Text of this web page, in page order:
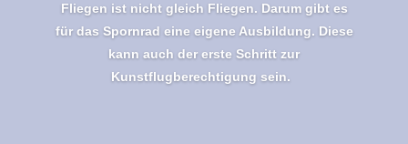
Fliegen ist nicht gleich Fliegen. Darum gibt es
für das Spornrad eine eigene Ausbildung. Diese
kann auch der erste Schritt zur
Kunstflugberechtigung sein.